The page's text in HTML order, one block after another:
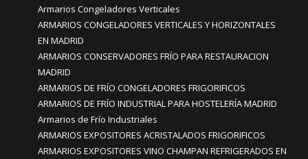
Armarios Congeladores Verticales
ARMARIOS CONGELADORES VERTICALES Y HORIZONTALES
EN MADRID
ARMARIOS CONSERVADORES FRÍO PARA RESTAURACION
MADRID
ARMARIOS DE FRÍO CONGELADORES FRIGORIFICOS
ARMARIOS DE FRÍO INDUSTRIAL PARA HOSTELERÍA MADRID
Armarios de Frío Industriales
ARMARIOS EXPOSITORES ACRISTALADOS FRIGORIFICOS
ARMARIOS EXPOSITORES VINO CHAMPAN REFRIGERADOS EN